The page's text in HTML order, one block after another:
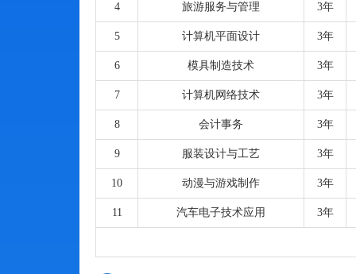
4 旅游服务与管理 3年
5 计算机平面设计 3年
6 模具制造技术 3年
7 计算机网络技术 3年
8 会计事务 3年
9 服装设计与工艺 3年
10 动漫与游戏制作 3年
11 汽车电子技术应用 3年